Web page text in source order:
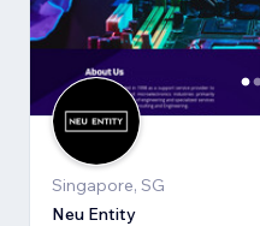
Singapore, SG
Neu Entity